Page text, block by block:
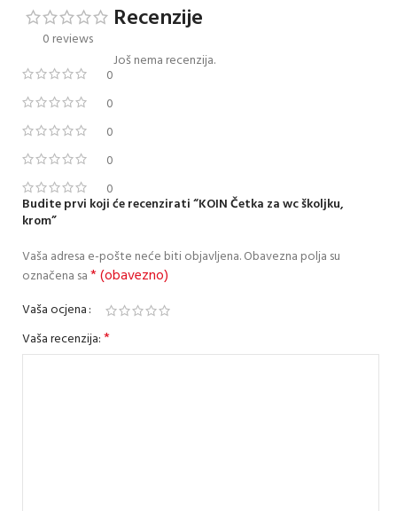
0 reviews
0
0
0
0
0
Recenzije
Još nema recenzija.
Budite prvi koji će recenzirati “KOIN Četka za wc školjku,
krom”
Vaša adresa e-pošte neće biti objavljena.Obavezna polja su
označena sa* (obavezno)
Vaša ocjena
Vaša recenzija:*